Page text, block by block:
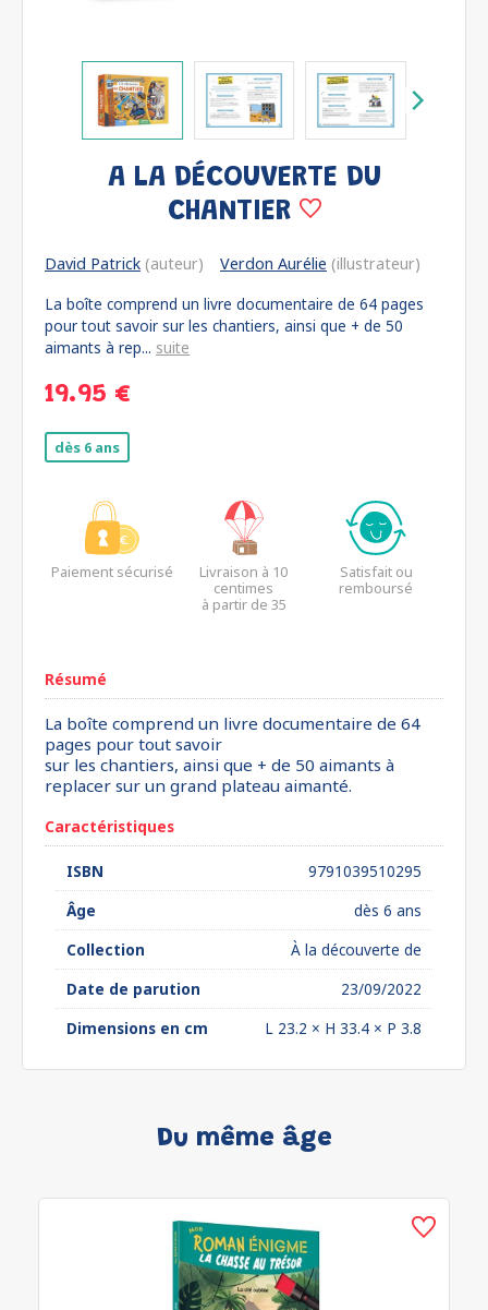
A LA DÉCOUVERTE DU
CHANTIER
David Patrick (auteur) Verdon Aurélie (illustrateur)
La boîte comprend un livre documentaire de 64 pages
pour tout savoir sur les chantiers, ainsi que + de 50
aimants à rep... suite
19.95 €
dès 6 ans
Paiement sécurisé
Livraison à 10
centimes
à partir de 35
Satisfait ou
remboursé
Résumé
La boîte comprend un livre documentaire de 64
pages pour tout savoir
sur les chantiers, ainsi que + de 50 aimants à
replacer sur un grand plateau aimanté.
Caractéristiques
ISBN
9791039510295
Âge
dès 6 ans
Collection
À la découverte de
Date de parution
23/09/2022
Dimensions en cm
L 23.2 × H 33.4 × P 3.8
Du même âge